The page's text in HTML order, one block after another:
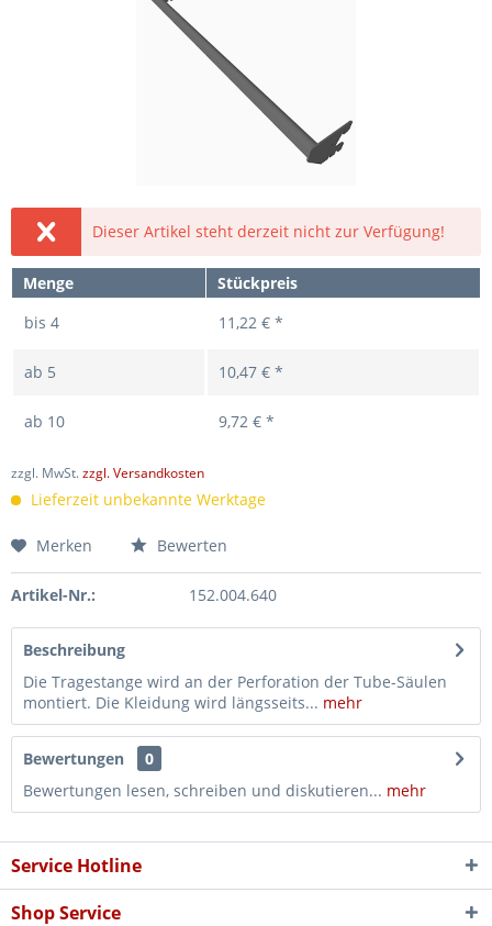
Dieser Artikel steht derzeit nicht zur Verfügung!
Menge
Stückpreis
bis 4 11,22 € *
ab 5 10,47 € *
ab 10 9,72 € *
zzgl. MwSt.zzgl. Versandkosten
Lieferzeit unbekannte Werktage
Merken Bewerten
Artikel-Nr.: 152.004.640
Beschreibung
Die Tragestange wird an der Perforation der Tube-Säulen
montiert. Die Kleidung wird längsseits... mehr
Bewertungen
0
Bewertungen lesen, schreiben und diskutieren... mehr
Service Hotline
Shop Service